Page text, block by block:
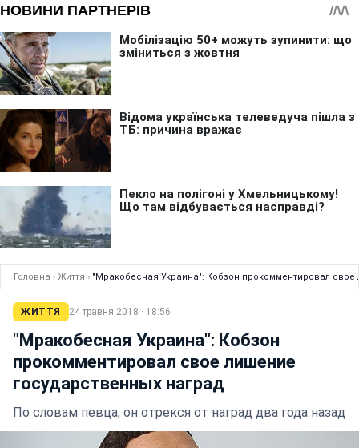
Головна › Життя › "Мракобесная Украина": Кобзон прокомментировал
ЖИТТЯ 24 травня 2018 · 18:56
"Мракобесная Украина": Кобзон
прокомментировал свое лишение
государственных наград
По словам певца, он отрекся от наград два года назад